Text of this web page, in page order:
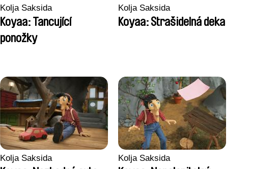
Kolja Saksida
Koyaa: Tancující
ponožky
Kolja Saksida
Koyaa: Strašidelná deka
Kolja Saksida Kolja Saksida